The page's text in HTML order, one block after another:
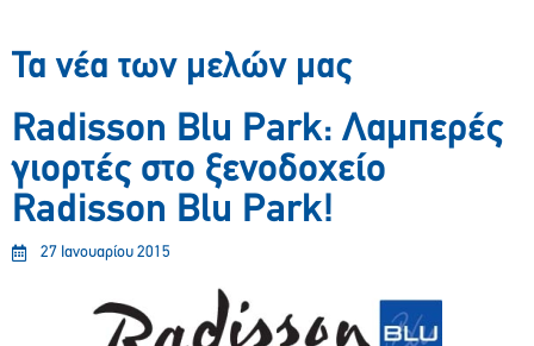
Τα νέα των μελών μας
Radisson Blu Park: Λαμπερές
γιορτές στο ξενοδοχείο
Radisson Blu Park!
27 Ιανουαρίου 2015